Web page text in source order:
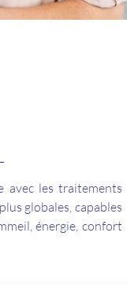
avec les traitements
globales, capables
énergie, confort